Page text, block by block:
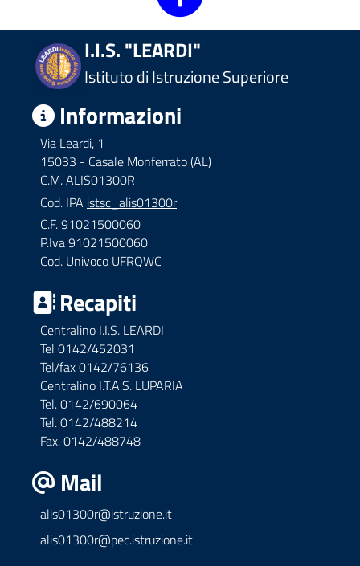
I.I.S. "LEARDI"
Istituto di Istruzione Superiore
Informazioni
Via Leardi, 1
15033 - Casale Monferrato (AL)
C.M. ALIS01300R
Cod. IPA istsc_alis01300r
C.F. 91021500060
P.Iva 91021500060
Cod. Univoco UFRQWC
Recapiti
Centralino I.I.S. LEARDI
Tel 0142/452031
Tel/fax 0142/76136
Centralino I.T.A.S. LUPARIA
Tel. 0142/690064
Tel. 0142/488214
Fax. 0142/488748
Mail
alis01300r@istruzione.it
alis01300r@pec.istruzione.it